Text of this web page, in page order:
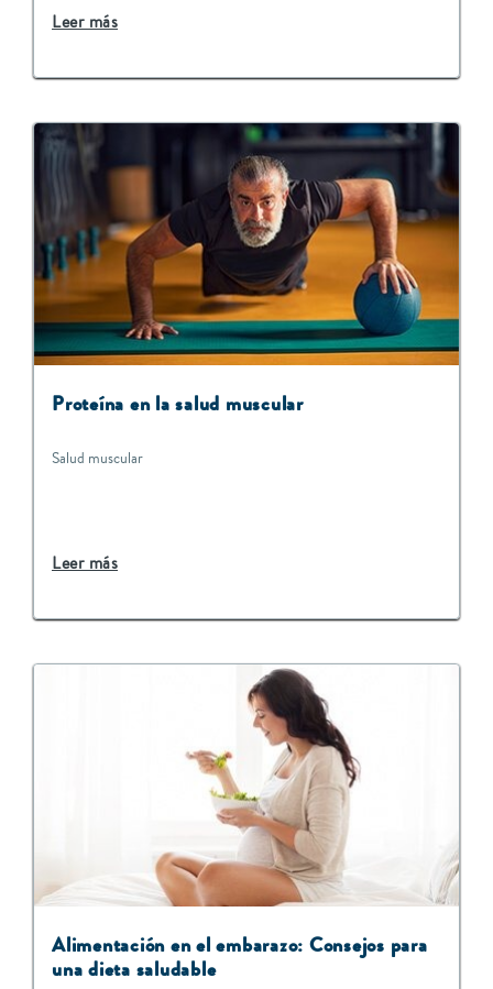
Leer más
Proteína en la salud muscular
Salud muscular
Leer más
​​Alimentación en el embarazo: Consejos para
una dieta saludable